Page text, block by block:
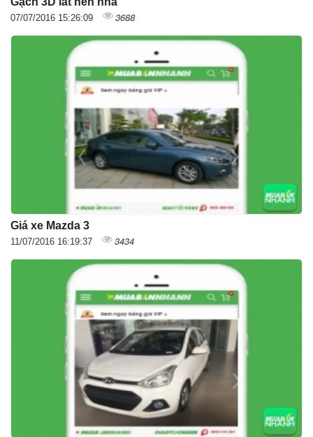
07/07/2016 15:26:09 3688
Giá xe Mazda 3
11/07/2016 16:19:37 3434